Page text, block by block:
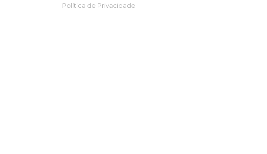
Política de Privacidade